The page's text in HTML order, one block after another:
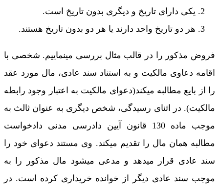
یکی دارای تاریخ و دیگری بدون تاریخ است.
هر دو تاریخ واحد دارند یا هر دو بدون تاریخ هستند.
فروض مذکور را در قالب مثال بررسی مینماییم. شخصی با
اقامه دعاوی مالکیت و به استناد سند عادی، مال مورد عقد
را از بایع مطالبه میکند(دعوای مالکیت به اعتبار وجود رابطه
مالکیت). در اثنای رسیدگی، شخص دیگری به عنوان ثالث به
موجب ماده 130 قانون آیین دادرسی مدنی دادخواست
مطالبه همان مال را تقدیم میکند. وی مستند دعوای خود را
سند عادی قرار میدهد و مدعی میشود مال مذکور را به
موجب سند عادی دیگر از خوانده خریداری کرده است. در